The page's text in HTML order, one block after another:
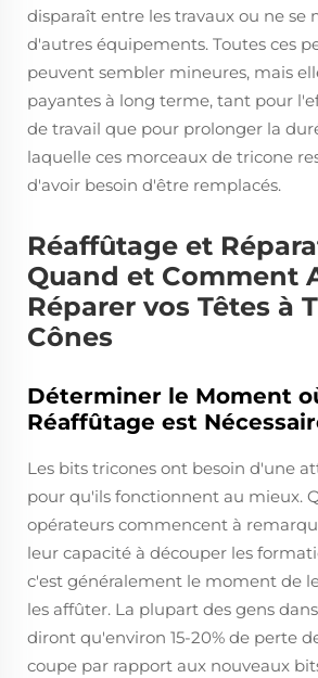
disparaît entre les travaux ou ne se
d'autres équipements. Toutes ces
peuvent sembler mineures, mais
payantes à long terme, tant pour
de travail que pour prolonger la
laquelle ces morceaux de tricone
d'avoir besoin d'être remplacés.
Réaffûtage et
Quand et Comment
Réparer vos Têtes à
Cônes
Déterminer le Moment
Réaffûtage est
Les bits tricones ont besoin d'une
pour qu'ils fonctionnent au mieux.
opérateurs commencent à
leur capacité à découper les
c'est généralement le moment de
les affûter. La plupart des gens
diront qu'environ 15-20% de perte
coupe par rapport aux nouveaux